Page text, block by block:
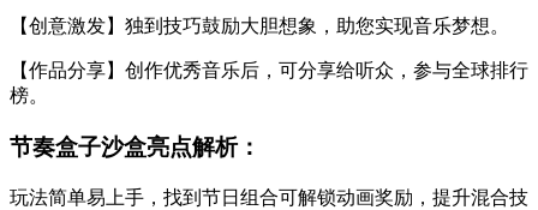
【创意激发】独到技巧鼓励大胆想象，助您实现音乐梦想。
【作品分享】创作优秀音乐后，可分享给听众，参与全球排行
榜。
节奏盒子沙盒亮点解析：
玩法简单易上手，找到节日组合可解锁动画奖励，提升混合技